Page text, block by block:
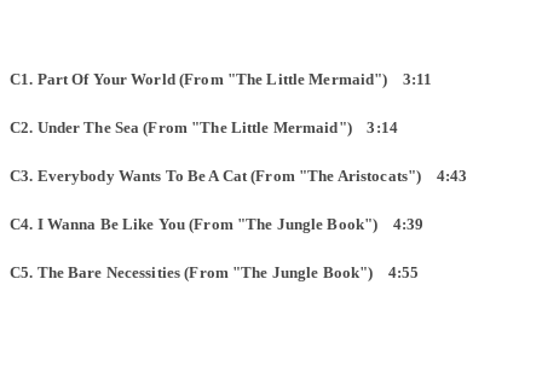
C1. Part Of Your World (From "The Little Mermaid") 3:11
C2. Under The Sea (From "The Little Mermaid") 3:14
C3. Everybody Wants To Be A Cat (From "The Aristocats") 4:43
C4. I Wanna Be Like You (From "The Jungle Book") 4:39
C5. The Bare Necessities (From "The Jungle Book") 4:55